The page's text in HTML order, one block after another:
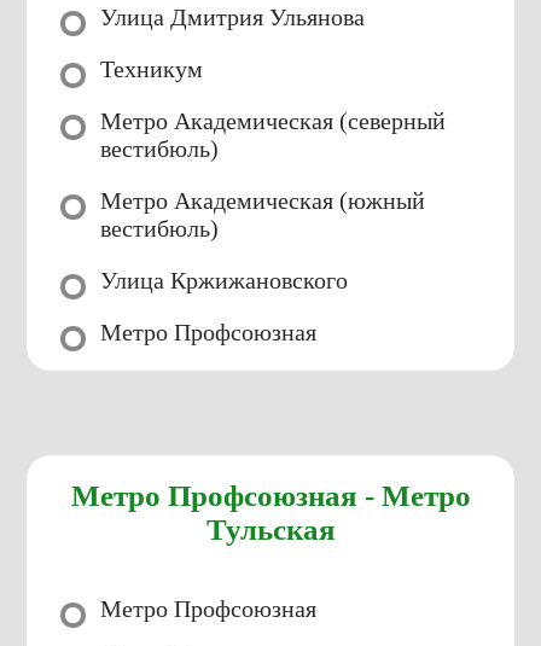
Улица Дмитрия Ульянова
Техникум
Метро Академическая (северный
вестибюль)
Метро Академическая (южный
вестибюль)
Улица Кржижановского
Метро Профсоюзная
Метро Профсоюзная - Метро
Тульская
Метро Профсоюзная